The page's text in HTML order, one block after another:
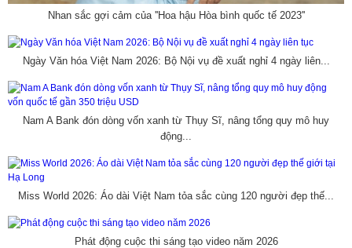
Nhan sắc gợi cảm của ''Hoa hậu Hòa bình quốc tế 2023''
Ngày Văn hóa Việt Nam 2026: Bộ Nội vụ đề xuất nghỉ 4 ngày liên...
Nam A Bank đón dòng vốn xanh từ Thụy Sĩ, nâng tổng quy mô huy
động...
Miss World 2026: Áo dài Việt Nam tỏa sắc cùng 120 người đẹp thế...
Phát động cuộc thi sáng tạo video năm 2026